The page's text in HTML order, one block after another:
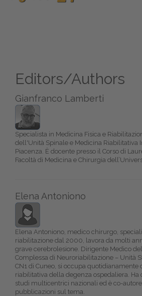
Editors/Authors
Gianfranco Lamberti
Specialista in Medicina Fisica e
dell'Unità Spinale e Medicina Riabilitativa
Piacenza. È docente presso il Corso di
Facoltà di Medicina e Chirurgia
Elena Antoniono
Elena Antoniono, medico chirurgo,
riabilitazione dal 2000, lavora da molti
grave cerebrolesione. Dirigente Medico
Complessa di Neuroriabilitazione – Unità
CN1 di Cuneo, si occupa quotidianamente
riabilitativa della degenza ospedaliera. Ha
studi multicentrici nazionali ed è co-
pubblicazioni sul tema.